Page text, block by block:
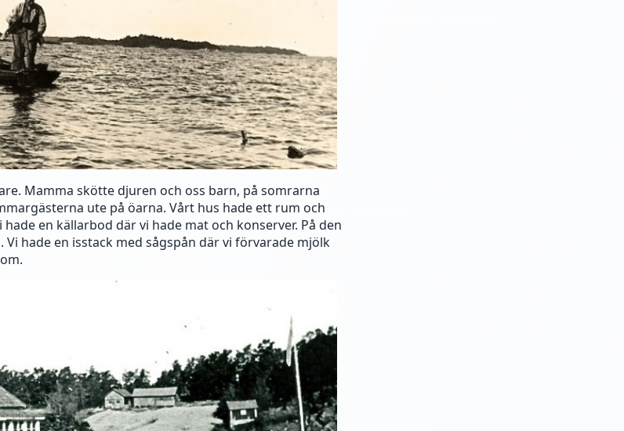
Mamma skötte djuren och oss barn, på somrarna
ute på öarna. Vårt hus hade ett rum och
en källarbod där vi hade mat och konserver. På den
hade en isstack med sågspån där vi förvarade mjölk